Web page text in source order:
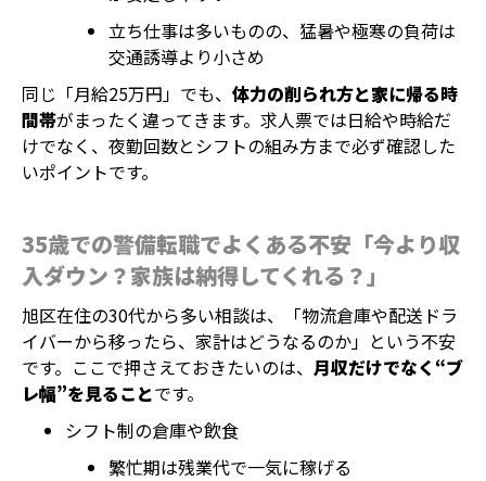
立ち仕事は多いものの、猛暑や極寒の負荷は
交通誘導より小さめ
同じ「月給25万円」でも、 体力の削られ方と家に帰る時
間帯がまったく違ってきます。求人票では日給や時給だ
けでなく、夜勤回数とシフトの組み方まで必ず確認した
いポイントです。
35歳での警備転職でよくある不安「今より収
入ダウン？家族は納得してくれる？」
旭区在住の30代から多い相談は、「物流倉庫や配送ドラ
イバーから移ったら、家計はどうなるのか」という不安
です。ここで押さえておきたいのは、 月収だけでなく“ブ
レ幅”を見ることです。
シフト制の倉庫や飲食
繁忙期は残業代で一気に稼げる